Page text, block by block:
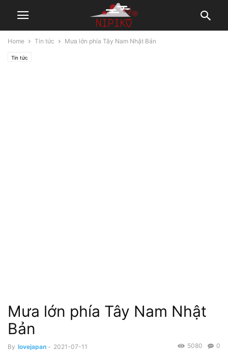
Home Tin tức Mưa lớn phía Tây Nam Nhật Bản
Tin tức
Mưa lớn phía Tây Nam Nhật
Bản
By lovejapan - 2021-07-11 0
5080